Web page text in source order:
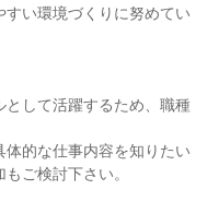
い環境づくりに努めてい
して活躍するため、職種
的な仕事内容を知りたい
ご検討下さい。